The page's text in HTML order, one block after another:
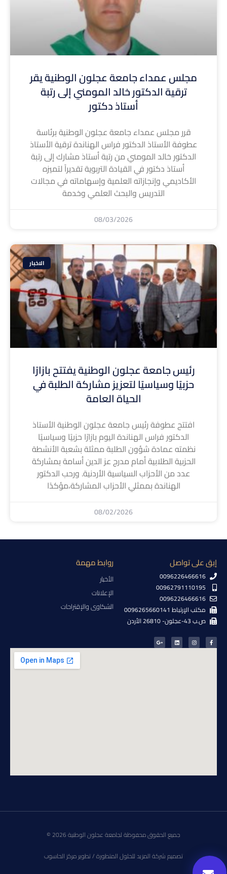
مجلس عمداء جامعة عجلون الوطنية يقر
ترقية الدكتور خالد المومني إلى رتبة
أستاذ دكتور
قرر مجلس عمداء جامعة عجلون الوطنية برئاسة
عطوفة الأستاذ الدكتور فراس الهناندة ترقية الأستاذ
الدكتور خالد المومني من رتبة أستاذ مشارك إلى رتبة
أستاذ دكتور في القيادة التربوية تقديراً لتميزه
الأكاديمي وإنجازاته العلمية وإسهاماته في مجالات
التدريس والبحث العلمي وخدمة
08/03/2026
الاخبار
رئيس جامعة عجلون الوطنية يفتتح بازارًا
حزبيًا وسياسيًا لتعزيز مشاركة الطلبة في
الحياة العامة
افتتح عطوفة رئيس جامعة عجلون الوطنية الأستاذ
الدكتور فراس الهناندة اليوم بازارًا حزبيًا وسياسيًا
نظمته عمادة شؤون الطلبة ممثلة بشعبة الأنشطة
الحزبية الطلابية أمام مدرج عز الدين أسامة بمشاركة
عدد من الأحزاب السياسية الأردنية. ورحب الدكتور
الهناندة بممثلي الأحزاب المشاركة،مؤكدًا
08/02/2026
إبق على تواصل
0096226466616
00962791110195
0096226466616
مكتب الإرتباط 0096265660141
ص.ب 43-عجلون- 26810 الأردن
روابط مهمة
الأخبار
الإعلانات
الشكاوى والإقتراحات
جميع الحقوق محفوظة لجامعة عجلون الوطنية 2026 ©
تصميم شركة المزيد للحلول المتطورة / تطوير مركز الحاسوب